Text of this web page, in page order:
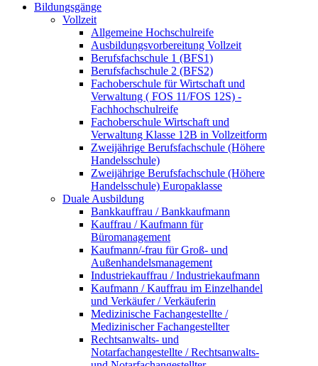
Bildungsgänge
Vollzeit
Allgemeine Hochschulreife
Ausbildungsvorbereitung Vollzeit
Berufsfachschule 1 (BFS1)
Berufsfachschule 2 (BFS2)
Fachoberschule für Wirtschaft und
Verwaltung ( FOS 11/FOS 12S) -
Fachhochschulreife
Fachoberschule Wirtschaft und
Verwaltung Klasse 12B in Vollzeitform
Zweijährige Berufsfachschule (Höhere
Handelsschule)
Zweijährige Berufsfachschule (Höhere
Handelsschule) Europaklasse
Duale Ausbildung
Bankkauffrau / Bankkaufmann
Kauffrau / Kaufmann für
Büromanagement
Kaufmann/-frau für Groß- und
Außenhandelsmanagement
Industriekauffrau / Industriekaufmann
Kaufmann / Kauffrau im Einzelhandel
und Verkäufer / Verkäuferin
Medizinische Fachangestellte /
Medizinischer Fachangestellter
Rechtsanwalts- und
Notarfachangestellte / Rechtsanwalts-